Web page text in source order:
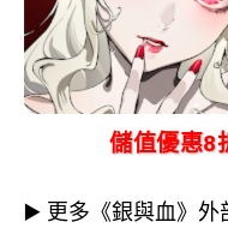
儲值優惠8
▶️ 更多《銀與血》外